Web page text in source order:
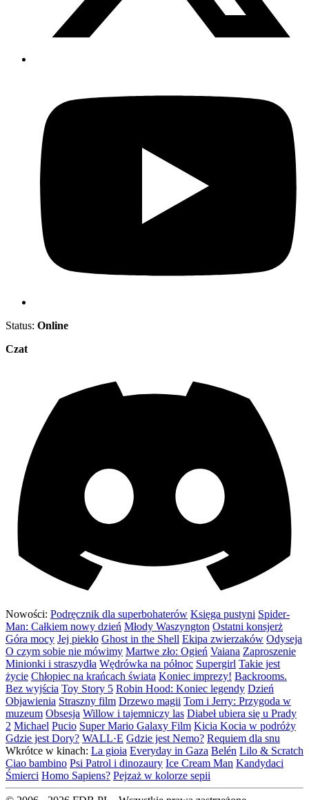
Status: Online
Czat
Nowości: Podręcznik dla superbohaterów Księga pustyni Spider-
Man: Całkiem nowy dzień Młody Waszyngton Ostatni konsjerż
Góra mocy Jej piekło Ghost in the Shell Ekipa zwierzaków Odyseja
O czym sobie nie mówimy Martwe zło: Ogień Vaiana Zaproszenie
Minionki i straszydła Wędrówka na północ Supergirl Takie jest
życie Chłopiec na krańcach świata Koniec imprezy! Backrooms.
Bez wyjścia Toy Story 5 Robin Hood: Koniec legendy Dzień
Objawienia Straszny film Drzewo magii Tom i Jerry: Przygoda w
muzeum Obsesja Willow i tajemniczy las Diabeł ubiera się u Prady
2 Michael Pucio Super Mario Galaxy Film Kicia Kocia w podróży
Gdzie jest Dory? WALL·E Gdzie jest Nemo? Requiem dla snu
Wkrótce w kinach: La gioia Everyday in Gaza Belén Lilo & Scratch
Ciao bambino Psi Patrol i dinozaury Ice Cream Man Kandydaci
Śmierci Homo Sapiens? Pejzaż w kolorze sepii